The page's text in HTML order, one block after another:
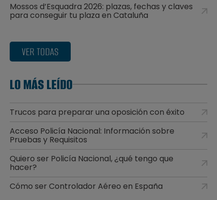
Mossos d’Esquadra 2026: plazas, fechas y claves
para conseguir tu plaza en Cataluña
VER TODAS
LO MÁS LEÍDO
Trucos para preparar una oposición con éxito
Acceso Policía Nacional: Información sobre
Pruebas y Requisitos
Quiero ser Policía Nacional, ¿qué tengo que
hacer?
Cómo ser Controlador Aéreo en España